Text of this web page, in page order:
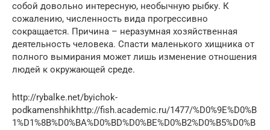
собой довольно интересную, необычную рыбку. К
сожалению, численность вида прогрессивно
сокращается. Причина – неразумная хозяйственная
деятельность человека. Спасти маленького хищника от
полного вымирания может лишь изменение отношения
людей к окружающей среде.
http://rybalke.net/byichok-
podkamenshhikhttp://fish.academic.ru/1477/%D0%9E%D0%B
1%D1%8B%D0%BA%D0%BD%D0%BE%D0%B2%D0%B5%D0%B